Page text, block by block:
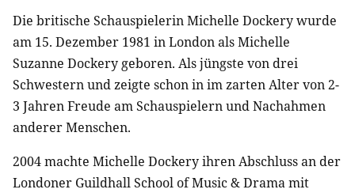
Die britische Schauspielerin Michelle Dockery wurde
am 15. Dezember 1981 in London als Michelle
Suzanne Dockery geboren. Als jüngste von drei
Schwestern und zeigte schon in im zarten Alter von 2-
3 Jahren Freude am Schauspielern und Nachahmen
anderer Menschen.
2004 machte Michelle Dockery ihren Abschluss an der
Londoner Guildhall School of Music & Drama mit